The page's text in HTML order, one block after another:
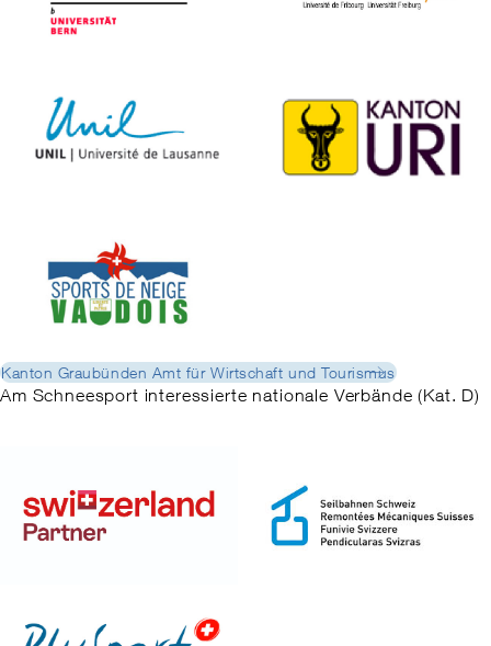
Kanton Graubünden Amt für Wirtschaft und Tourismus
Am Schneesport interessierte nationale Verbände (Kat. D)